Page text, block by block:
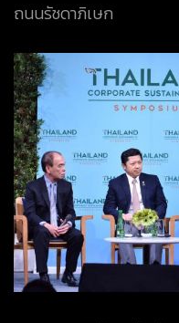
ถนนรัชดาภิเษก